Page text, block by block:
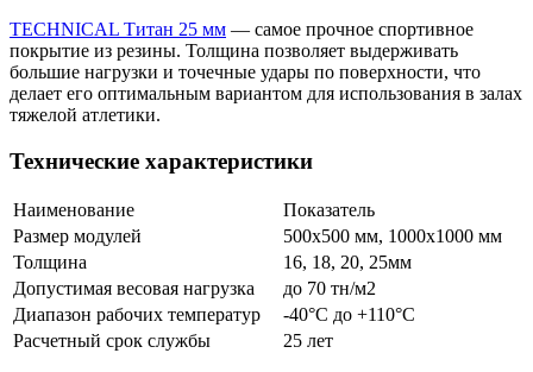
TECHNICAL Титан 25 мм — самое прочное спортивное
покрытие из резины. Толщина позволяет выдерживать
большие нагрузки и точечные удары по поверхности, что
делает его оптимальным вариантом для использования в залах
тяжелой атлетики.
Технические характеристики
Наименование
Показатель
Размер модулей
500х500 мм, 1000х1000 мм
Толщина
16, 18, 20, 25мм
Допустимая весовая нагрузка
до 70 тн/м2
Диапазон рабочих температур
-40°C до +110°С
Расчетный срок службы
25 лет